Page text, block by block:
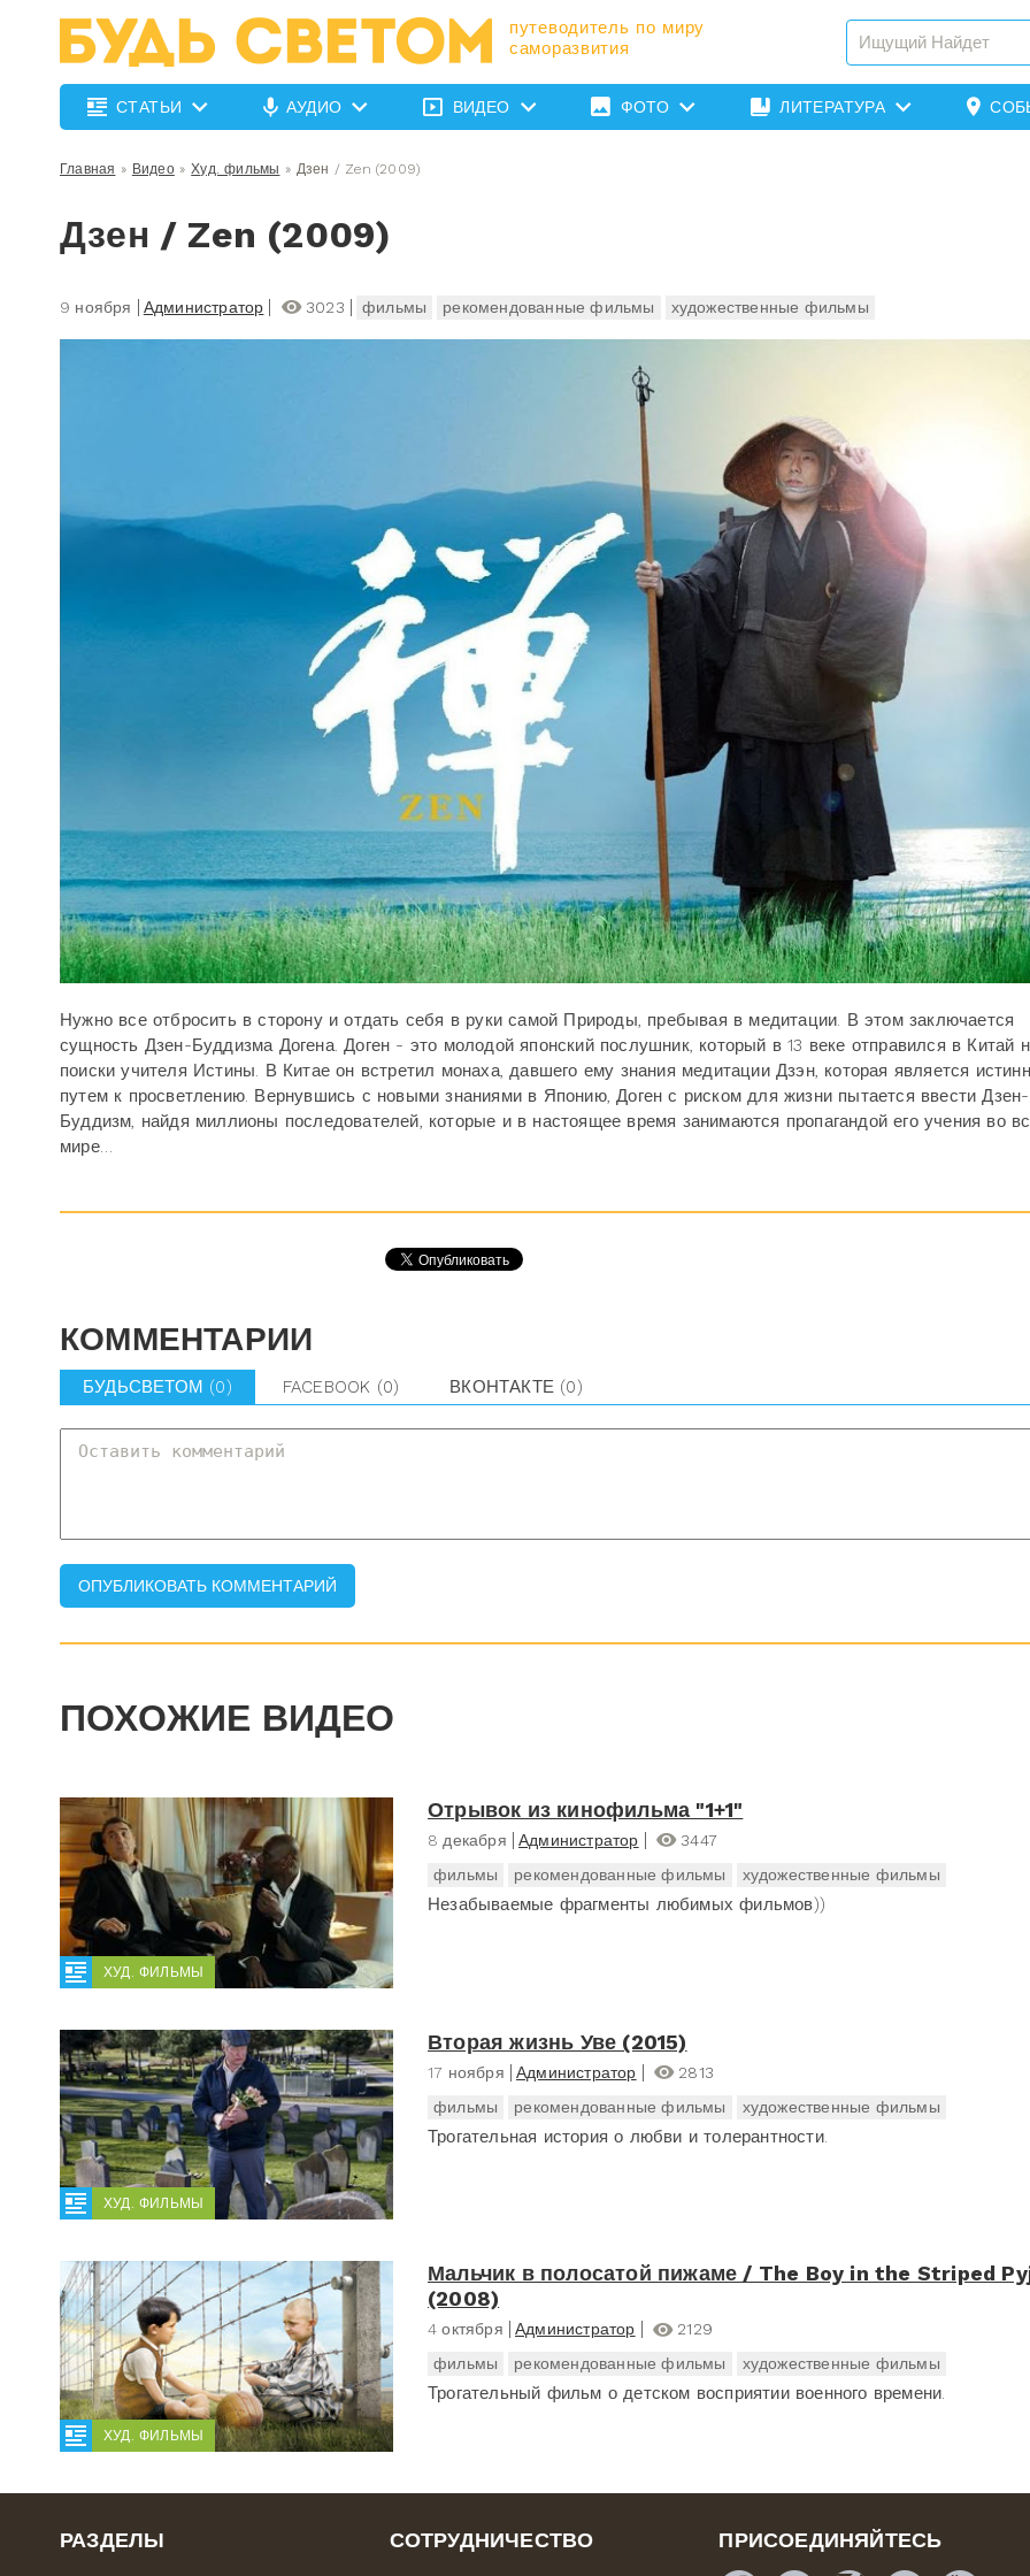
путеводитель по миру
саморазвития
СТАТЬИ АУДИО ВИДЕО ФОТО ЛИТЕРАТУРА
Главная » Видео» Худ. фильмы » Дзен / Zen (2009)
Дзен / Zen (2009)
9 ноября Администратор 3023 фильмы рекомендованные фильмы художественные фильмы
Нужно все отбросить в сторону и отдать себя в руки самой Природы, пребывая в медитации. В этом заключается
сущность Дзен-Буддизма Догена. Доген - это молодой японский послушник, который в 13 веке отправился в Китай
поиски учителя Истины. В Китае он встретил монаха, давшего ему знания медитации Дзэн, которая является
путем к просветлению. Вернувшись с новыми знаниями в Японию, Доген с риском для жизни пытается ввести Дзен-
Буддизм, найдя миллионы последователей, которые и в настоящее время занимаются пропагандой его учения во
мире…
КОММЕНТАРИИ
БУДЬСВЕТОМ (0) FACEBOOK (0) ВКОНТАКТЕ (0)
ПОХОЖИЕ ВИДЕО
ХУД. ФИЛЬМЫ
Отрывок из кинофильма "1+1"
8 декабря Администратор
3447
фильмы
рекомендованные фильмы художественные фильмы
Незабываемые фрагменты любимых фильмов))
ХУД. ФИЛЬМЫ
Вторая жизнь Уве (2015)
17 ноября Администратор
2813
фильмы
рекомендованные фильмы художественные фильмы
Трогательная история о любви и толерантности.
ХУД. ФИЛЬМЫ
Мальчик в полосатой пижаме / The Boy in the Striped
(2008)
4 октября Администратор
2129
фильмы
рекомендованные фильмы художественные фильмы
Трогательный фильм о детском восприятии военного времени.
РАЗДЕЛЫ СОТРУДНИЧЕСТВО ПРИСОЕДИНЯЙТЕСЬ